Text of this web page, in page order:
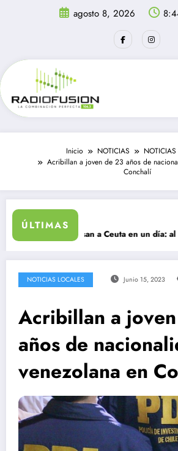
agosto 8, 2026
Inicio NOTICIAS
NOTICIAS
Acribillan a joven de 23 años de
Conchalí
ÚLTIMAS
ingresan a Ceuta en un día: al menos
NOTICIAS LOCALES Junio 15, 2023
Acribillan a
años de
venezolana en